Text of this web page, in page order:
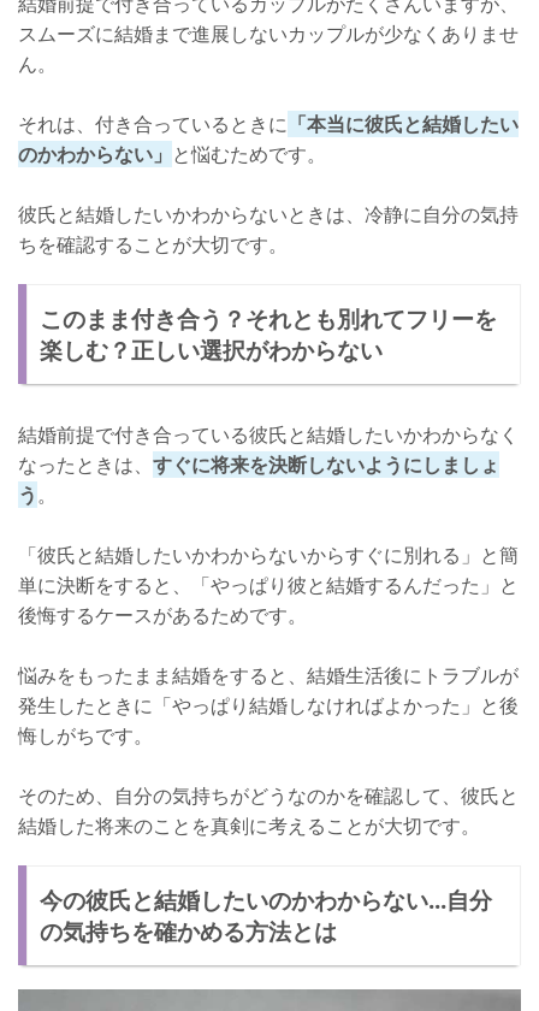
スムーズに結婚まで進展しないカップルが少なくありませ
ん。
それは、付き合っているときに 「本当に彼氏と結婚したい
のかわからない」 と悩むためです。
彼氏と結婚したいかわからないときは、冷静に自分の気持
ちを確認することが大切です。
このまま付き合う？それとも別れてフリーを
楽しむ？正しい選択がわからない
結婚前提で付き合っている彼氏と結婚したいかわからなく
なったときは、 すぐに将来を決断しないようにしましょ
う。
「彼氏と結婚したいかわからないからすぐに別れる」と簡
単に決断をすると、「やっぱり彼と結婚するんだった」と
後悔するケースがあるためです。
悩みをもったまま結婚をすると、結婚生活後にトラブルが
発生したときに「やっぱり結婚しなければよかった」と後
悔しがちです。
そのため、自分の気持ちがどうなのかを確認して、彼氏と
結婚した将来のことを真剣に考えることが大切です。
今の彼氏と結婚したいのかわからない...自分
の気持ちを確かめる方法とは